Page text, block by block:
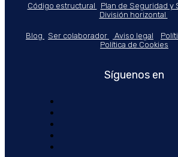
Código estructural Plan de Seguridad y
División horizontal
Blog Ser colaborador Aviso legal
Política de Cookies
Síguenos en